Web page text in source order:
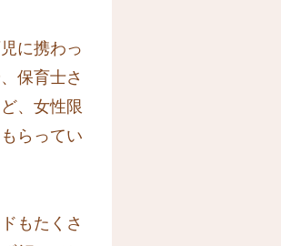
に携わっ
保育士さ
、女性限
らってい
もたくさ